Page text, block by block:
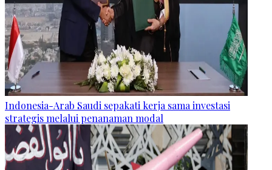
Indonesia-Arab Saudi sepakati kerja sama investasi
strategis melalui penanaman modal